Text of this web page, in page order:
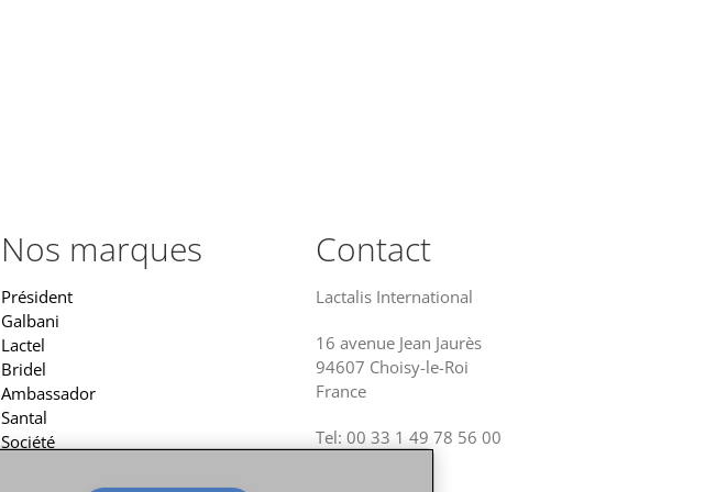
Nos marques
Président
Galbani
Lactel
Bridel
Ambassador
Santal
Société
Contact
Lactalis International
16 avenue Jean Jaurès
94607 Choisy-le-Roi
France
Tel: 00 33 1 49 78 56 00